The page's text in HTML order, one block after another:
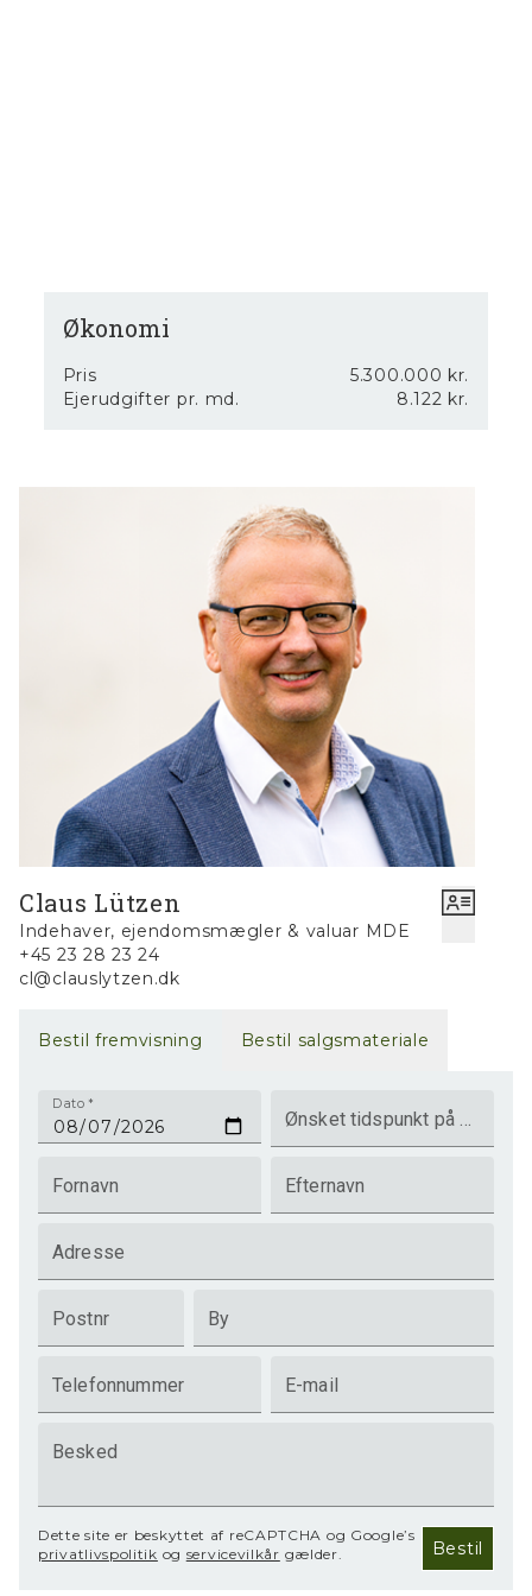
Økonomi
Pris
5.300.000 kr.
Ejerudgifter pr. md.
8.122 kr.
Claus Lützen
Indehaver, ejendomsmægler & valuar MDE
+45 23 28 23 24
cl@clauslytzen.dk
Bestil fremvisning Bestil salgsmateriale
Dato *
Ønsket tidspunkt på dagen
Fornavn Efternavn
Adresse
Postnr By
Telefonnummer E-mail
Besked
Dette site er beskyttet af reCAPTCHA og Google’s
privatlivspolitik og servicevilkår gælder. Bestil